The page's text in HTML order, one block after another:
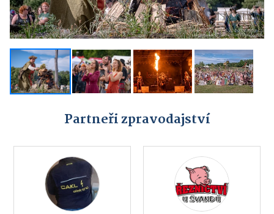
Partneři zpravodajství